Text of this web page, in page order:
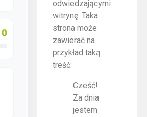
0
odwiedzającymi
witrynę. Taka
strona może
zawierać na
przykład taką
treść:
Cześć!
Za dnia
jestem